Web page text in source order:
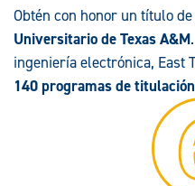
Obtén con honor un título
Universitario de Texas A&M
ingeniería electrónica, East
140 programas de